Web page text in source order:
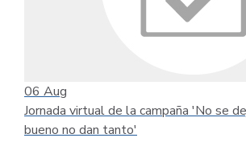
06 Aug
Jornada virtual de la campaña 'No se
bueno no dan tanto'